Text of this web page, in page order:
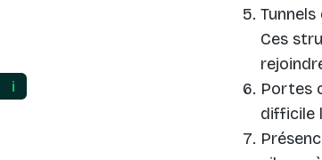
Ces
Portes
difficile
ℹ️